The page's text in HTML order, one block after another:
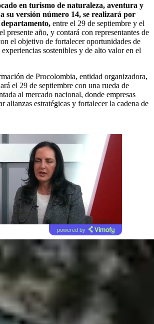
en turismo de naturaleza, aventura y
su versión número 14, se realizará por
entre el 29 de septiembre y el
presente año, y contará con representantes de
el objetivo de fortalecer oportunidades de
sostenibles y de alto valor en el
de Procolombia, entidad organizadora,
el 29 de septiembre con una rueda de
al mercado nacional, donde empresas
alianzas estratégicas y fortalecer la cadena de
powered by